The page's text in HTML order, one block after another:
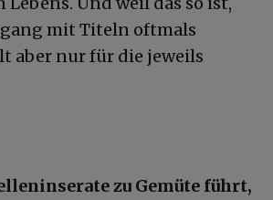
mit Titeln oftmals
aber nur für die jeweils
zu Gemüte führt,